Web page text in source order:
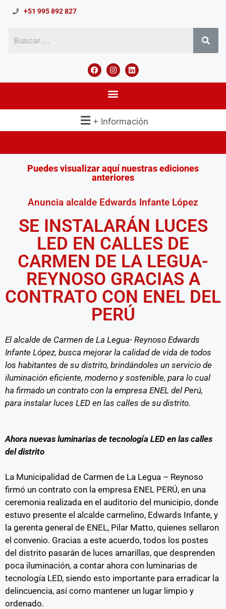
+51 995 892 827
+ Información
Puedes visualizar aquí nuestras ediciones
anteriores
Anuncia alcalde Edwards Infante López
SE INSTALARÁN LUCES
LED EN CALLES DE
CARMEN DE LA LEGUA-
REYNOSO GRACIAS A
CONTRATO CON ENEL DEL
PERÚ
El alcalde de Carmen de La Legua- Reynoso Edwards
Infante López, busca mejorar la calidad de vida de todos
los habitantes de su distrito, brindándoles un servicio de
iluminación eficiente, moderno y sostenible, para lo cual
ha firmado un contrato con la empresa ENEL del Perú,
para instalar luces LED en las calles de su distrito.
Ahora nuevas luminarias de tecnología LED en las calles
del distrito
La Municipalidad de Carmen de La Legua – Reynoso
firmó un contrato con la empresa ENEL PERÚ, en una
ceremonia realizada en el auditorio del municipio, donde
estuvo presente el alcalde carmelino, Edwards Infante, y
la gerenta general de ENEL, Pilar Matto, quienes sellaron
el convenio. Gracias a este acuerdo, todos los postes
del distrito pasarán de luces amarillas, que desprenden
poca iluminación, a contar ahora con luminarias de
tecnología LED, siendo esto importante para erradicar la
delincuencia, así como mantener un lugar limpio y
ordenado.